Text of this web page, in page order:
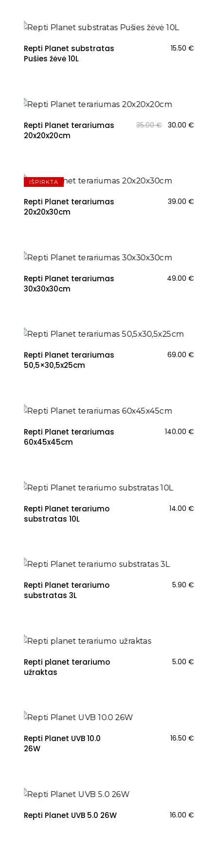
Repti Planet substratas
Pušies žėvė 10L
15.50 €
Repti Planet terariumas
20x20x20cm
35.00€ Original
30.00 €
IŠPIRKTA
Repti Planet terariumas
20x20x30cm
39.00 €
Repti Planet terariumas
30x30x30cm
49.00 €
Repti Planet terariumas
50,5×30,5x25cm
69.00 €
Repti Planet terariumas
60x45x45cm
140.00 €
Repti Planet terariumo
substratas 10L
14.00 €
Repti Planet terariumo
substratas 3L
5.90 €
Repti planet terariumo
užraktas
5.00 €
Repti Planet UVB 10.0
26W
16.50 €
Repti Planet UVB 5.0 26W 16.00 €